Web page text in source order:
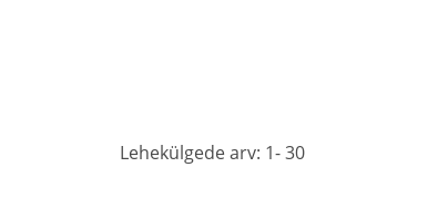
Lehekülgede arv: 1- 30